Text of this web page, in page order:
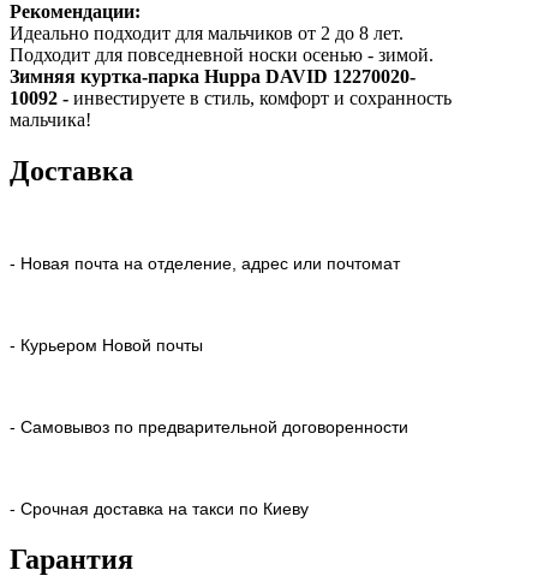
Рекомендации:
Идеально подходит для мальчиков от 2 до 8 лет.
Подходит для повседневной носки осенью - зимой.
Зимняя куртка-парка Huppa DAVID 12270020-
10092 - инвестируете в стиль, комфорт и сохранность
мальчика!
Доставка
- Новая почта на отделение, адрес или почтомат
- Курьером Новой почты
- Самовывоз по предварительной договоренности
- Срочная доставка на такси по Киеву
Гарантия